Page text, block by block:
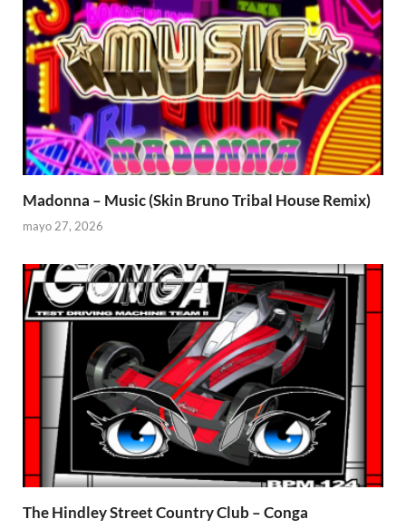
Madonna – Music (Skin Bruno Tribal House Remix)
mayo 27, 2026
The Hindley Street Country Club – Conga